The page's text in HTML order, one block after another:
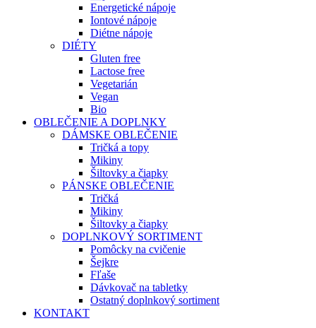
Energetické nápoje
Iontové nápoje
Diétne nápoje
DIÉTY
Gluten free
Lactose free
Vegetarián
Vegan
Bio
OBLEČENIE A DOPLNKY
DÁMSKE OBLEČENIE
Tričká a topy
Mikiny
Šiltovky a čiapky
PÁNSKE OBLEČENIE
Tričká
Mikiny
Šiltovky a čiapky
DOPLNKOVÝ SORTIMENT
Pomôcky na cvičenie
Šejkre
Fľaše
Dávkovač na tabletky
Ostatný doplnkový sortiment
KONTAKT